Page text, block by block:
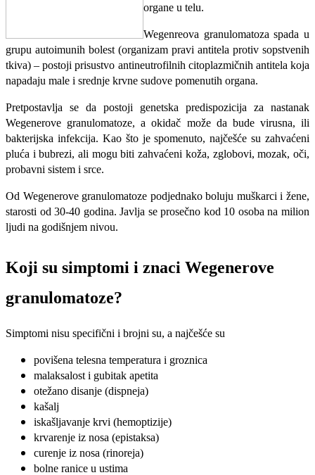
organe u telu.
Wegenreova granulomatoza spada u
grupu autoimunih bolest (organizam pravi antitela protiv sopstvenih
tkiva) – postoji prisustvo antineutrofilnih citoplazmičnih antitela koja
napadaju male i srednje krvne sudove pomenutih organa.
Pretpostavlja se da postoji genetska predispozicija za nastanak
Wegenerove granulomatoze, a okidač može da bude virusna, ili
bakterijska infekcija. Kao što je spomenuto, najčešće su zahvaćeni
pluća i bubrezi, ali mogu biti zahvaćeni koža, zglobovi, mozak, oči,
probavni sistem i srce.
Od Wegenerove granulomatoze podjednako boluju muškarci i žene,
starosti od 30-40 godina. Javlja se prosečno kod 10 osoba na milion
ljudi na godišnjem nivou.
Koji su simptomi i znaci Wegenerove
granulomatoze?
Simptomi nisu specifični i brojni su, a najčešće su
povišena telesna temperatura i groznica
malaksalost i gubitak apetita
otežano disanje (dispneja)
kašalj
iskašljavanje krvi (hemoptizije)
krvarenje iz nosa (epistaksa)
curenje iz nosa (rinoreja)
bolne ranice u ustima